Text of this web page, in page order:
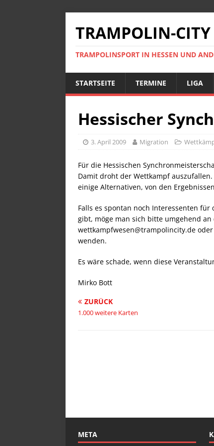
TRAMPOLIN-CITY
TRAMPOLINSPORT IN HESSEN UND
STARTSEITE TERMINE LIGA
Hessischer
3. April 2009 Migration
Für die Hessischen
Damit droht der Wettkampf
einige Alternativen, von den
Falls es spontan noch Interessenten
gibt, möge man sich bitte umgehend
wettkampfwesen@trampolincity.de
wenden.
Es wäre schade, wenn diese
Mirko Bott
ZURÜCK
1.000 weitere Karten
META